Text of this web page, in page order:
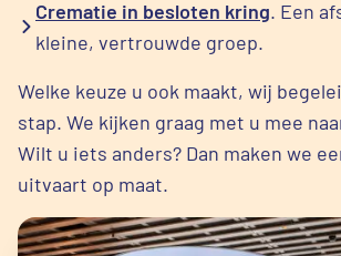
Crematie in besloten kring. Een
kleine, vertrouwde groep.
Welke keuze u ook maakt, wij
stap. We kijken graag met u mee
Wilt u iets anders? Dan maken we
uitvaart op maat.